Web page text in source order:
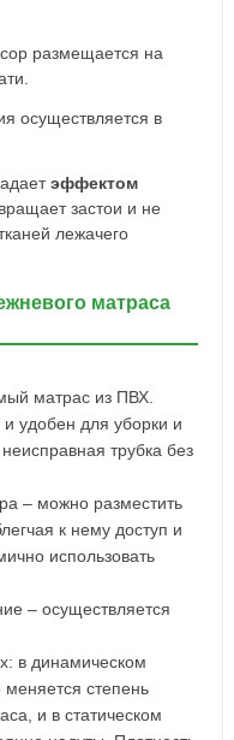
размещается на
осуществляется в
эффектом
застои и не
лежачего
матраса
матрас из ПВХ.
удобен для уборки и
трубка без
– можно разместить
к нему доступ и
использовать
– осуществляется
в динамическом
степень
и в статическом